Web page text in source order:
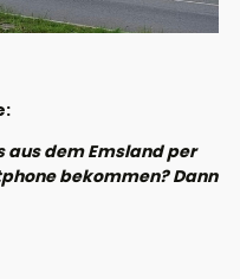
aus dem Emsland per
bekommen? Dann